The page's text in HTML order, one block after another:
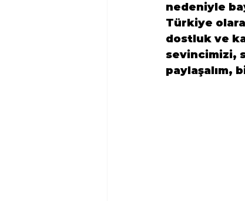
nedeniyle
Türkiye
dostluk ve
sevincimizi,
paylaşalım,